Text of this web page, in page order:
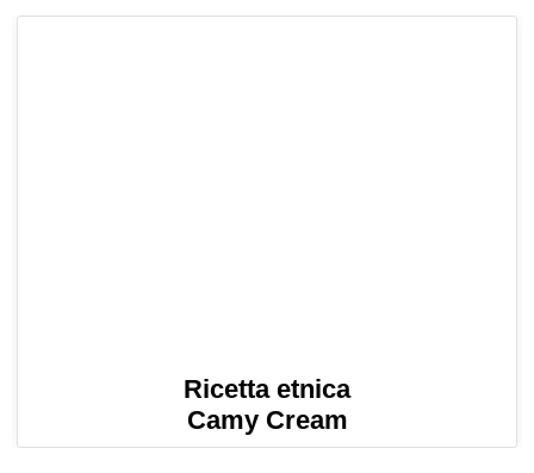
Ricetta etnica
Camy Cream